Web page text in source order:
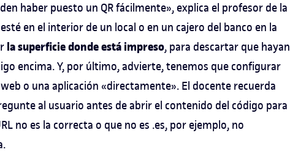
haber puesto un QR fácilmente», explica el profesor de la
en el interior de un local o en un cajero del banco en la
la superficie donde está impreso, para descartar que hayan
encima. Y, por último, advierte, tenemos que configurar
o una aplicación «directamente». El docente recuerda
al usuario antes de abrir el contenido del código para
no es la correcta o que no es .es, por ejemplo, no